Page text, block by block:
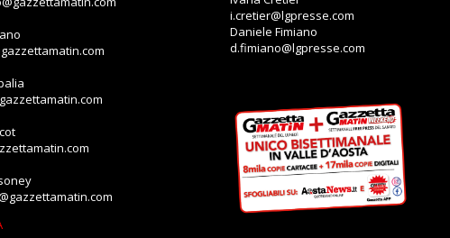
i.cretier@lgpresse.com
Daniele Fimiano
d.fimiano@lgpresse.com